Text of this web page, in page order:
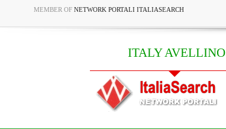
MEMBER OF NETWORK PORTALI ITALIASEARCH
ITALY AVELLINO